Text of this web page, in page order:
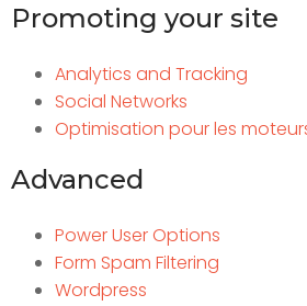
Promoting your site
Analytics and Tracking
Social Networks
Optimisation pour les
Advanced
Power User Options
Form Spam Filtering
Wordpress